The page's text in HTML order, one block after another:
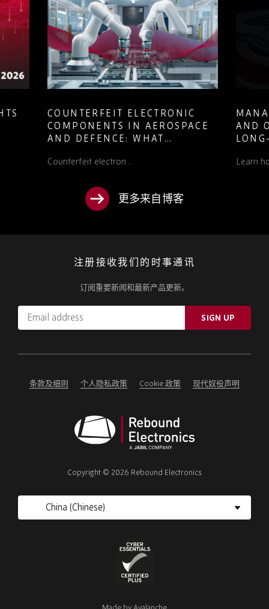
COUNTERFEIT ELECTRONIC
COMPONENTS IN AEROSPACE
AND DEFENCE: WHAT
TO KNOW
Counterfeit electron…
AND
LONG-
Learn how
更多来自博客
注册接收我们的时事通讯
订阅重要新闻和最新产品更新。
Email
address
ignore
field
SIGN UP
条款及细则 个人隐私政策 Cookie 政策 现代奴役声明
Electronics
Copyright © 2026 Rebound Electronics
Essentials